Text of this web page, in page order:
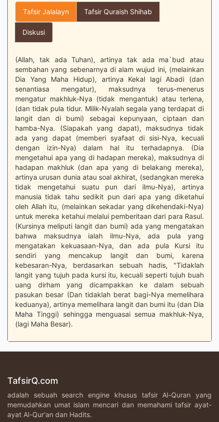
Tafsir Jalalayn Tafsir Quraish Shihab
Diskusi
(Allah, tak ada Tuhan), artinya tak ada ma`bud atau
sembahan yang sebenarnya di alam wujud ini, (melainkan
Dia Yang Maha Hidup), artinya Kekal lagi Abadi (dan
senantiasa mengatur), maksudnya terus-menerus
mengatur makhluk-Nya (tidak mengantuk) atau terlena,
(dan tidak pula tidur. Milik-Nyalah segala yang terdapat di
langit dan di bumi) sebagai kepunyaan, ciptaan dan
hamba-Nya. (Siapakah yang dapat), maksudnya tidak
ada yang dapat (memberi syafaat di sisi-Nya, kecuali
dengan izin-Nya) dalam hal itu terhadapnya. (Dia
mengetahui apa yang di hadapan mereka), maksudnya di
hadapan makhluk (dan apa yang di belakang mereka),
artinya urusan dunia atau soal akhirat, (sedangkan mereka
tidak mengetahui suatu pun dari ilmu-Nya), artinya
manusia tidak tahu sedikit pun dari apa yang diketahui
oleh Allah itu, (melainkan sekadar yang dikehendaki-Nya)
untuk mereka ketahui melalui pemberitaan dari para Rasul.
(Kursinya meliputi langit dan bumi) ada yang mengatakan
bahwa maksudnya ialah ilmu-Nya, ada pula yang
mengatakan kekuasaan-Nya, dan ada pula Kursi itu
sendiri yang mencakup langit dan bumi, karena
kebesaran-Nya, berdasarkan sebuah hadis, "Tidaklah
langit yang tujuh pada kursi itu, kecuali seperti tujuh buah
uang dirham yang dicampakkan ke dalam sebuah
pasukan besar (Dan tidaklah berat bagi-Nya memelihara
keduanya), artinya memelihara langit dan bumi itu (dan Dia
Maha Tinggi) sehingga menguasai semua makhluk-Nya,
(lagi Maha Besar).
TafsirQ.com
adalah sebuah search engine khusus tafsir Al-Quran yang
memudahkan umat islam mencari dan memahami tafsir ayat-
ayat Al-Qur'an dan Hadits.